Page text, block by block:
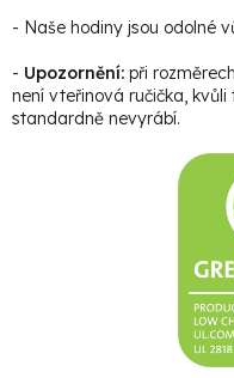
- Naše hodiny jsou odolné
- Upozornění: při
není vteřinová ručička,
standardně nevyrábí.